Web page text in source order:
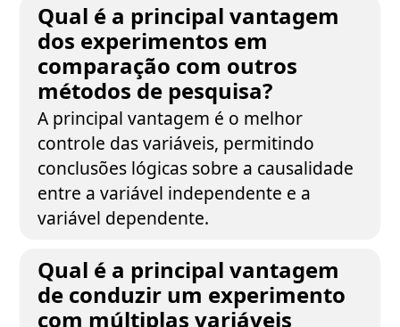
Qual é a principal vantagem
dos experimentos em
comparação com outros
métodos de pesquisa?
A principal vantagem é o melhor
controle das variáveis, permitindo
conclusões lógicas sobre a causalidade
entre a variável independente e a
variável dependente.
Qual é a principal vantagem
de conduzir um experimento
com múltiplas variáveis